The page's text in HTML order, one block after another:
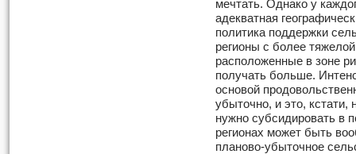
мечтать. Однако у
адекватная
политика поддержки
регионы с более
расположенные в зоне
получать больше.
основой
убыточно, и это, кстати,
нужно субсидировать в
регионах может быть
планово-убыточное